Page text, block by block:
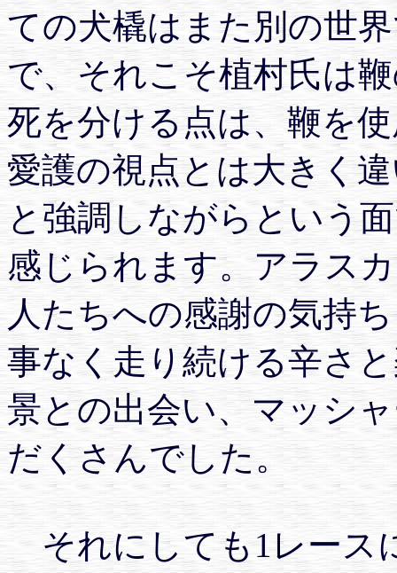
ての犬橇はまた別の世
で、それこそ植村氏は
死を分ける点は、鞭を
愛護の視点とは大きく
と強調しながらという
感じられます。アラス
人たちへの感謝の気持
事なく走り続ける辛さ
景との出会い、マッシ
だくさんでした。
それにしても1レース